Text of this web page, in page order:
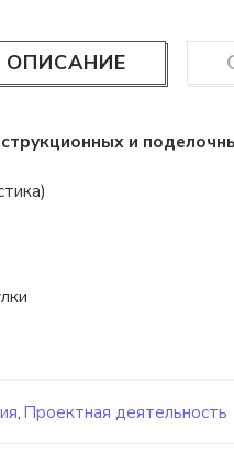
ОПИСАНИЕ
и
,Проектная деятельность